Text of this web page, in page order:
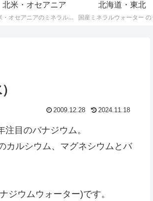
北米・オセアニア
北米・オセアニアのミネラルウォーターに関する情報です。
北海道・東北
2009.12.28 2024.11.18
目のバナジウム。
カルシウム、マグネシウムとバ
ジウムウォーター)です。